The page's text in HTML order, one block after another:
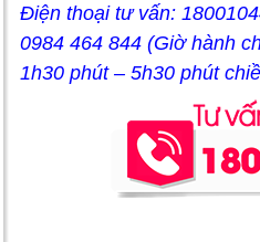
Điện thoại tư vấn:
0984 464 844 (Giờ hành
1h30 phút – 5h30 phút